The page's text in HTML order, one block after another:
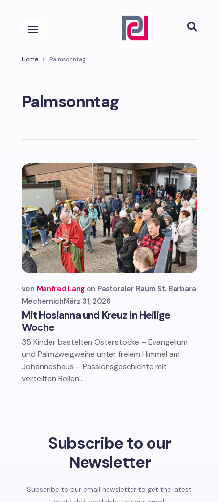

Home > Palmsonntag
Palmsonntag
Mit Hosianna und Kreuz in Heilige
Woche
von Manfred Lang
Pastoraler Raum St. Barbara
MechernichMärz 31, 2026
35 Kinder bastelten Osterstöcke – Evangelium
und Palmzweigweihe unter freiem Himmel am
Johanneshaus – Passionsgeschichte mit
verteilten Rollen...
Subscribe to our
Newsletter
Subscribe to our email newsletter to get the latest